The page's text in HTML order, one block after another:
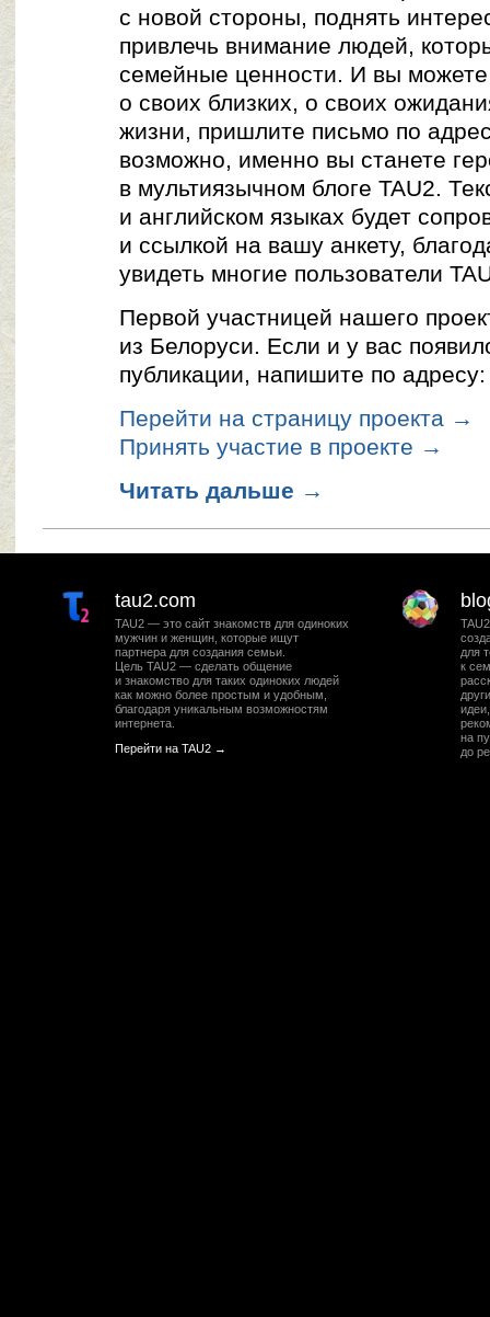
с новой стороны, поднять
привлечь внимание людей,
семейные ценности. И вы можете
о своих близких, о своих
жизни, пришлите письмо по
возможно, именно вы станете
в мультиязычном блоге TAU2.
и английском языках будет
и ссылкой на вашу анкету,
увидеть многие пользователи
Первой участницей нашего
из Белоруси. Если и у вас
публикации, напишите по
Перейти на страницу проекта →
Принять участие в проекте →
Читать дальше →
tau2.com
TAU2 — это сайт знакомств для одиноких
мужчин и женщин, которые ищут
партнера для создания семьи.
Цель TAU2 — сделать общение
и знакомство для таких одиноких людей
как можно более простым и удобным,
благодаря уникальным возможностям
интернета.
Перейти на TAU2 →
для
к
на
до